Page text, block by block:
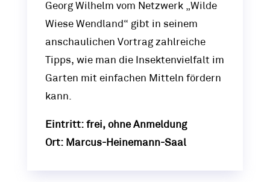
Georg Wilhelm vom Netzwerk „Wilde
Wiese Wendland“ gibt in seinem
anschaulichen Vortrag zahlreiche
Tipps, wie man die Insektenvielfalt im
Garten mit einfachen Mitteln fördern
kann.
Eintritt: frei, ohne Anmeldung
Ort: Marcus-Heinemann-Saal